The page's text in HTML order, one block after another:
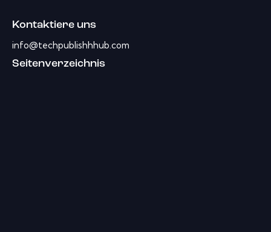
Kontaktiere uns
info@techpublishhhub.com
Seitenverzeichnis